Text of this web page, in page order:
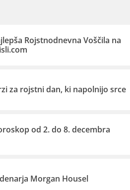
Rojstnodnevna Voščila na
za rojstni dan, ki napolnijo srce
od 2. do 8. decembra
Morgan Housel